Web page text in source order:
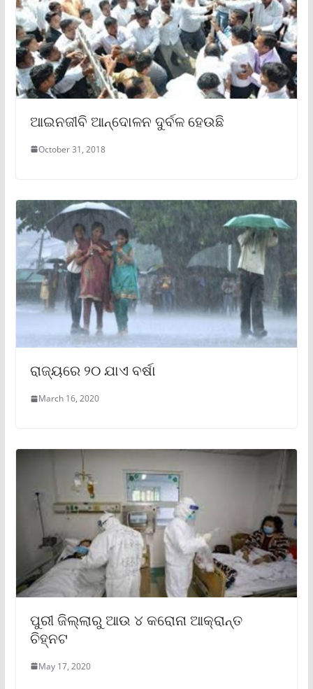
ଆଇନଜୀବି ଆନ୍ଦୋଳନ ଦୁର୍ବଳ ହେଉଛି
October 31, 2018
ରାଜ୍ୟରେ ୨୦ ଯାଏ ବର୍ଷା
March 16, 2020
ପୁରୀ ଜିଲ୍ଲାରୁ ଆଉ ୪ କରୋନା ଆକ୍ରାନ୍ତ
ଚିହ୍ନଟ
May 17, 2020